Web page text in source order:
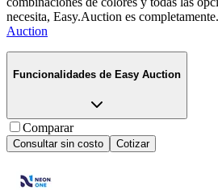
necesita, Easy.Auction es completamente
Auction
Funcionalidades de Easy Auction
Comparar
Consultar sin costo Cotizar